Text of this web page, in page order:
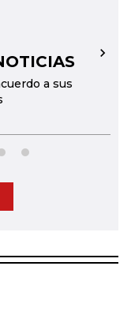
a sus
→